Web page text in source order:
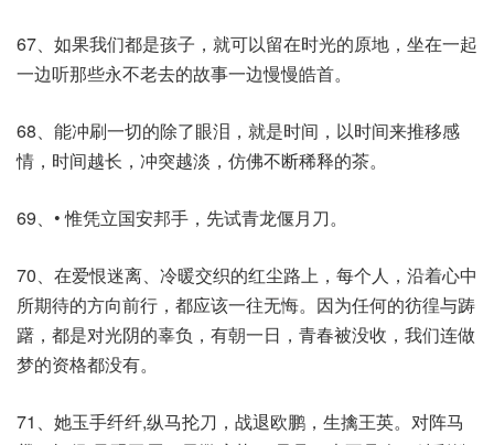
67、如果我们都是孩子，就可以留在时光的原地，坐在一起
一边听那些永不老去的故事一边慢慢皓首。
68、能冲刷一切的除了眼泪，就是时间，以时间来推移感
情，时间越长，冲突越淡，仿佛不断稀释的茶。
69、• 惟凭立国安邦手，先试青龙偃月刀。
70、在爱恨迷离、冷暖交织的红尘路上，每个人，沿着心中
所期待的方向前行，都应该一往无悔。因为任何的彷徨与踌
躇，都是对光阴的辜负，有朝一日，青春被没收，我们连做
梦的资格都没有。
71、她玉手纤纤,纵马抡刀，战退欧鹏，生擒王英。对阵马